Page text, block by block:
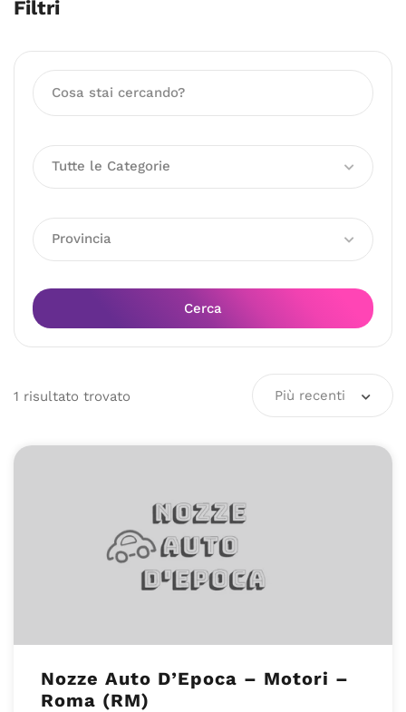
Filtri
Tutte le Categorie
Provincia
Cerca
1 risultato trovato Più recenti
Nozze Auto D’Epoca – Motori –
Roma (RM)